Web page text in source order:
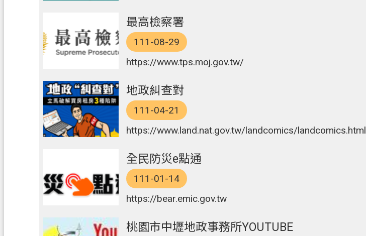
最高檢察署
111-08-29
https://www.tps.moj.gov.tw/
地政糾查對
111-04-21
https://www.land.nat.gov.tw/landcomics/landcomics.html
全民防災e點通
111-01-14
https://bear.emic.gov.tw
桃園市中壢地政事務所YOUTUBE